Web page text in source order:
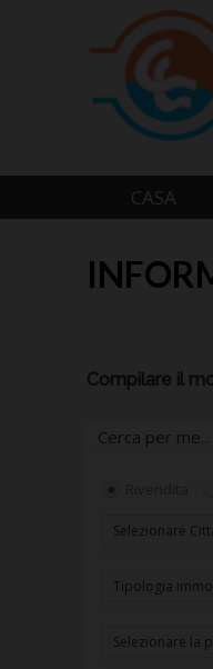
CASA
Compilare il
Cerca per me...
Selezionare
Tipologia
Selezionare la